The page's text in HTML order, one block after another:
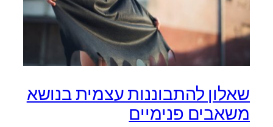
שאלון להתבוננות עצמית בנושא
משאבים פנימיים